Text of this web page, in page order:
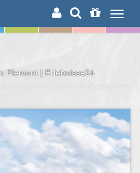
ERLEBNISSUCHE
Piemont | Erlebnisse24